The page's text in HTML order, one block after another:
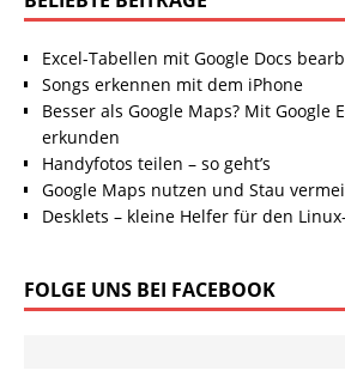
Excel-Tabellen mit Google Docs
Songs erkennen mit dem iPhone
Besser als Google Maps? Mit Google
erkunden
Handyfotos teilen – so geht’s
Google Maps nutzen und Stau
Desklets – kleine Helfer für den
FOLGE UNS BEI FACEBOOK